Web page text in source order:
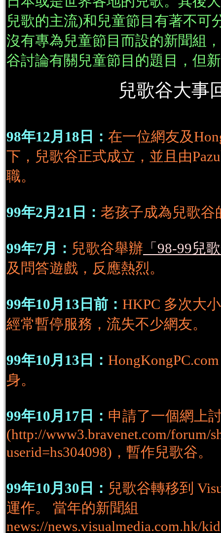
兒歌的主流)和兒童節目有著不可
沒有專為兒童節目而設的新聞組
谷討論有關兒童節目的題目，但
兒歌谷大事
98年12月18日： 在一位網友及
下，兒歌谷正式成立，並且由
職。
99年2月21日： 老孩子成為兒歌谷
99年7月： 兒歌谷舉辦 「98-99兒
及問答遊戲，反應熱烈。
99年10月13日前： HKPC 多次大
經常暫停服務，流失不少網友。
99年10月13日：
身。
99年10月17日： 申請了一個網上
(http://www3.bravenet.com/forum/
userid=hs304098)，暫作兒歌谷。
99年10月30日： 兒歌谷轉移到
運作。 當年的新聞組
news://news.visualmedia.com.hk/